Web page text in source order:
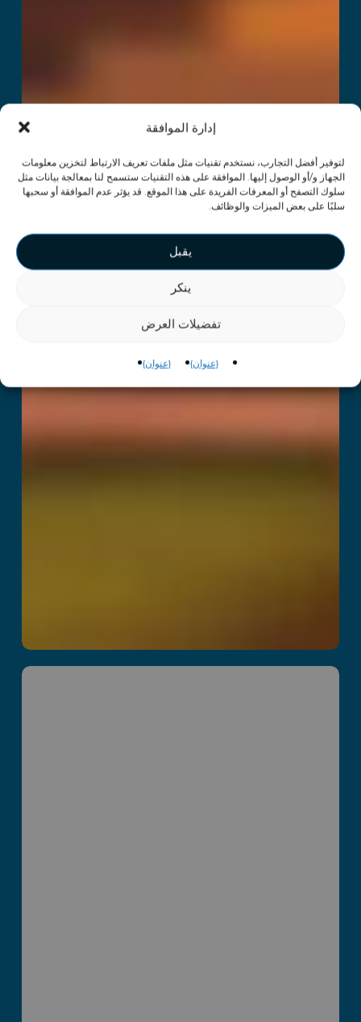
إدارة الموافقة
لتوفير أفضل التجارب، نستخدم تقنيات مثل ملفات تعريف الارتباط لتخزين معلومات
الجهاز و/أو الوصول إليها. الموافقة على هذه التقنيات ستسمح لنا بمعالجة بيانات مثل
سلوك التصفح أو المعرفات الفريدة على هذا الموقع. قد يؤثر عدم الموافقة أو سحبها
سلبًا على بعض الميزات والوظائف.
يقبل
ينكر
تفضيلات العرض
{عنوان} {عنوان}